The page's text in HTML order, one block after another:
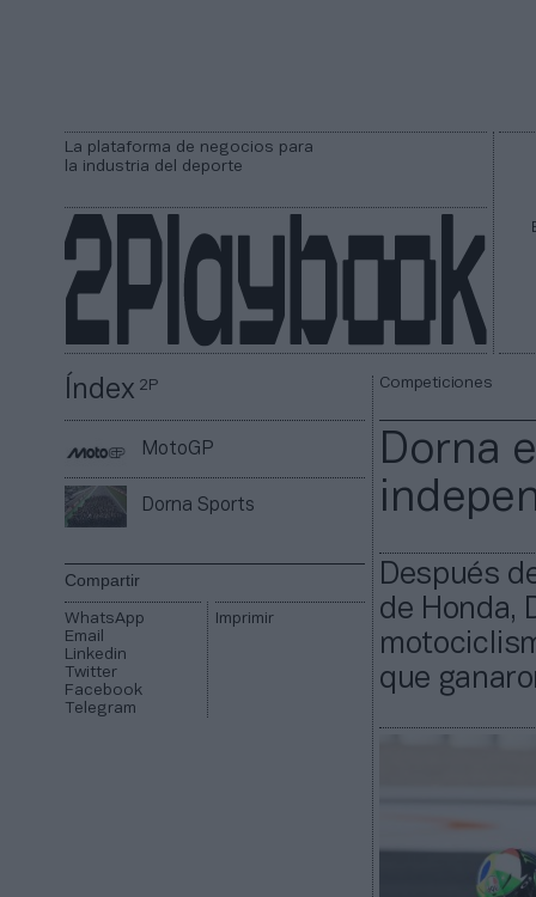
La plataforma de negocios para
la industria del deporte
Índex2P
MotoGP
Dorna Sports
Compartir
WhatsApp
Email
Linkedin
Twitter
Facebook
Telegram
Imprimir
Competiciones
Dorna
Después
de Honda,
que